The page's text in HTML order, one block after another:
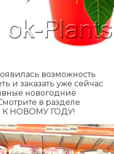
возможность
и заказать уже сейчас
новогодние
в разделе
НОВОМУ ГОДУ!